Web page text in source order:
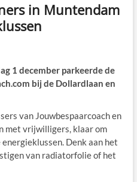
in Muntendam
1 december parkeerde de
bij de Dollardlaan en
van Jouwbespaarcoach en
met vrijwilligers, klaar om
Denk aan het
van radiatorfolie of het